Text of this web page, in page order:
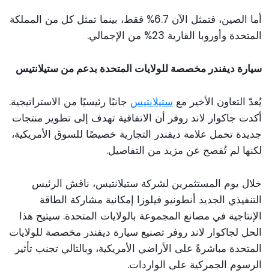
أما الصين، فتمثل الآن 6.7% فقط، بينما تمثل كل من المملكة
المتحدة وأوروبا القارية 23% من الإجمالي.
سيارة ديفندر مخصصة للولايات المتحدة بدعم من ستيلانتيس
يُعدّ التعاون الأخير مع ستيلانتيس جانبًا رئيسيًا من الاستراتيجية.
أكدت جاكوار لاند روفر أن الاتفاقية تهدف إلى تطوير منتجات
جديدة تحمل علامة ديفندر التجارية خصيصًا للسوق الأمريكية،
لكنها لم تُفصح عن مزيد من التفاصيل.
خلال يوم المستثمرين لشركة ستيلانتيس، ناقش الرئيس
التنفيذي الجديد أنطونيو فيلوزا إمكانية مشاركة الطاقة
الإنتاجية في مصانع المجموعة بالولايات المتحدة. سيتيح هذا
الحل لجاكوار لاند روفر تصنيع سيارة ديفندر مخصصة للولايات
المتحدة مباشرةً على الأراضي الأمريكية، وبالتالي تجنب تأثير
الرسوم الجمركية على الواردات.